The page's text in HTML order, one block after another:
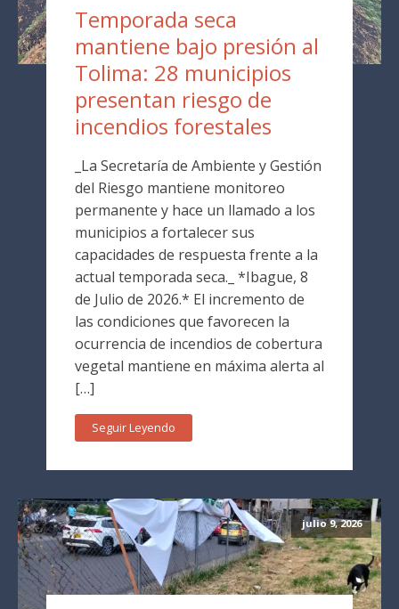
Temporada seca
mantiene bajo presión al
Tolima: 28 municipios
presentan riesgo de
incendios forestales
_La Secretaría de Ambiente y Gestión
del Riesgo mantiene monitoreo
permanente y hace un llamado a los
municipios a fortalecer sus
capacidades de respuesta frente a la
actual temporada seca._ *Ibague, 8
de Julio de 2026.* El incremento de
las condiciones que favorecen la
ocurrencia de incendios de cobertura
vegetal mantiene en máxima alerta al
[…]
Seguir Leyendo
julio 9, 2026